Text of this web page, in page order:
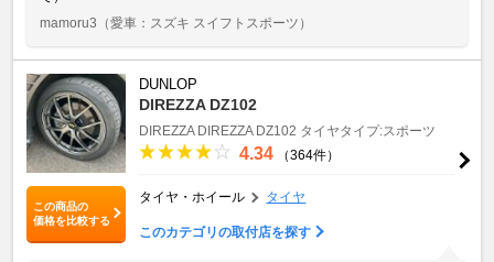
mamoru3 （愛車：スズキ スイフトスポーツ）
この商品の
価格を比較する
DUNLOP
DIREZZA DZ102
DIREZZA DIREZZA DZ102 タイヤタイプ:スポーツ
4.34 （364件）
タイヤ・ホイール タイヤ
このカテゴリの取付店を探す